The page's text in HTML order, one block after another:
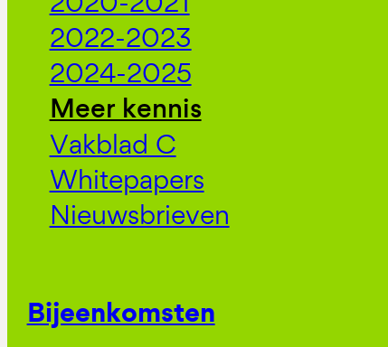
2022-2023
2024-2025
Meer kennis
Vakblad C
Whitepapers
Nieuwsbrieven
Bijeenkomsten